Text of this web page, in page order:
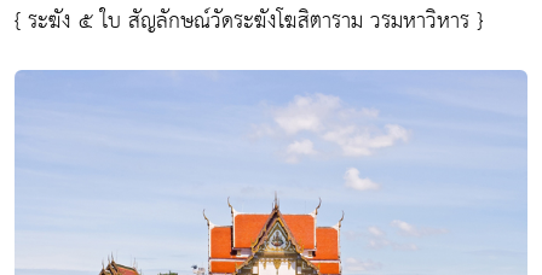
{ ระฆัง ๕ ใบ สัญลักษณ์วัดระฆังโฆสิตาราม วรมหาวิหาร }